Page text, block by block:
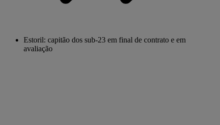
Estoril: capitão dos sub-23 em final de contrato e em
avaliação